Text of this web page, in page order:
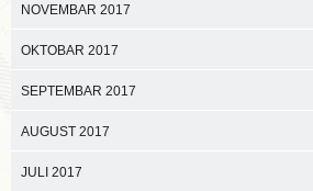
NOVEMBAR 2017
OKTOBAR 2017
SEPTEMBAR 2017
AUGUST 2017
JULI 2017